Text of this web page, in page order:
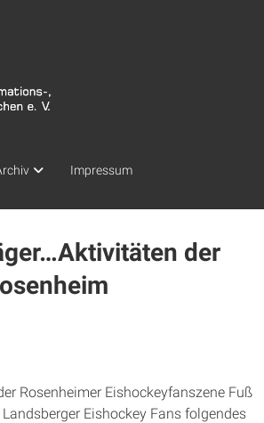
Impressum
der
Rosenheimer Eishockeyfanszene Fuß
Eishockey Fans folgendes